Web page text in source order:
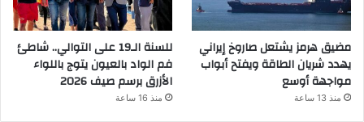
مضيق هرمز يشتعل صاروخ إيراني
يهدد شريان الطاقة ويفتح أبواب
مواجهة أوسع
منذ 13 ساعة
للسنة الـ19 على التوالي.. شاطئ
فم الواد بالعيون يتوج باللواء
الأزرق برسم صيف 2026
منذ 16 ساعة